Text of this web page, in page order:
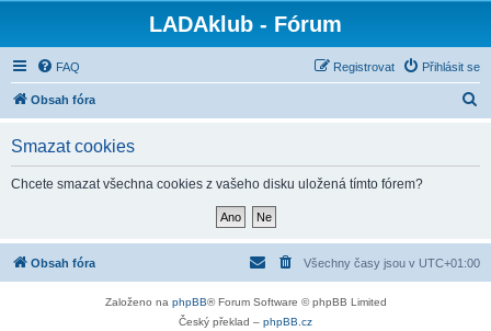
LADAklub - Fórum
FAQ Přihlásit se
Registrovat
Obsah fóra
Smazat cookies
Chcete smazat všechna cookies z vašeho disku uložená tímto fórem?
Obsah fóra Všechny časy jsou v UTC+01:00
Založeno na phpBB® Forum Software © phpBB Limited
Český překlad – phpBB.cz